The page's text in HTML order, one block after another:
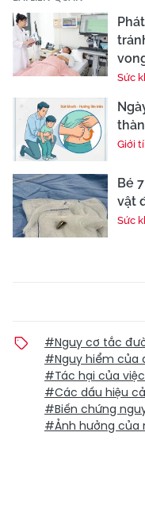
Sức
Giới
Bé
vật
Sức
#Nguy cơ tắc
#Nguy hiểm của
#Tác hại của
#Các dấu hiệu
#Biến chứng
#Ảnh hưởng của